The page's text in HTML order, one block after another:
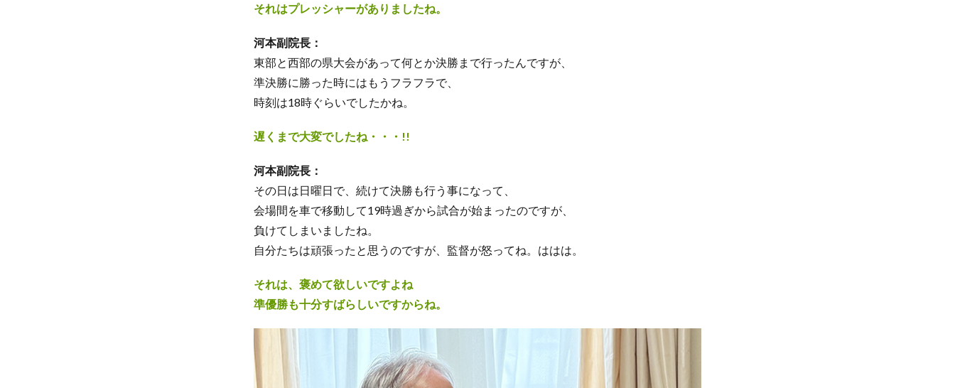
それはプレッシャーがありましたね。
河本副院長：
東部と西部の県大会があって何とか決勝まで行ったんですが、
準決勝に勝った時にはもうフラフラで、
時刻は18時ぐらいでしたかね。
遅くまで大変でしたね・・・!!
河本副院長：
その日は日曜日で、続けて決勝も行う事になって、
会場間を車で移動して19時過ぎから試合が始まったのですが、
負けてしまいましたね。
自分たちは頑張ったと思うのですが、監督が怒ってね。ははは。
それは、褒めて欲しいですよね
準優勝も十分すばらしいですからね。